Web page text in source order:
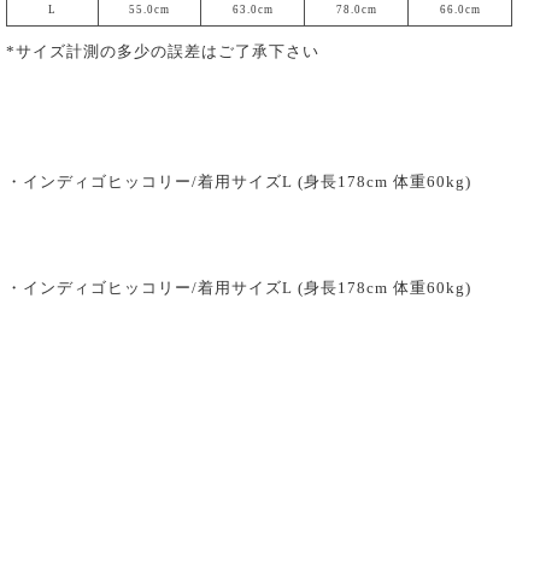
L 55.0cm 63.0cm 78.0cm 66.0cm
*サイズ計測の多少の誤差はご了承下さい
・インディゴヒッコリー/着用サイズL (身長178cm 体重60kg)
・インディゴヒッコリー/着用サイズL (身長178cm 体重60kg)